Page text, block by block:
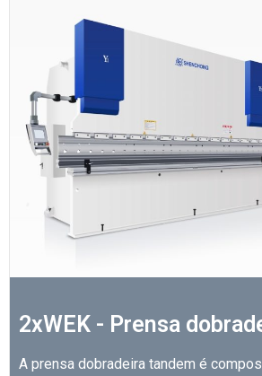
2xWEK - Prensa
A prensa dobradeira tandem é